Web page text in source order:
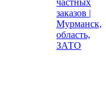
частных
заказов |
Мурманск,
область,
ЗАТО